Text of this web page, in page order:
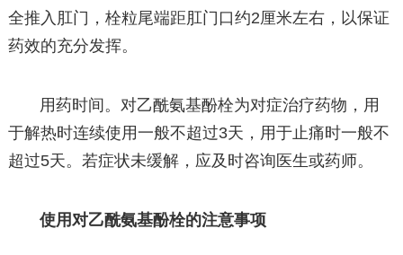
全推入肛门，栓粒尾端距肛门口约2厘米左右，以保证
药效的充分发挥。
用药时间。对乙酰氨基酚栓为对症治疗药物，用
于解热时连续使用一般不超过3天，用于止痛时一般不
超过5天。若症状未缓解，应及时咨询医生或药师。
使用对乙酰氨基酚栓的注意事项